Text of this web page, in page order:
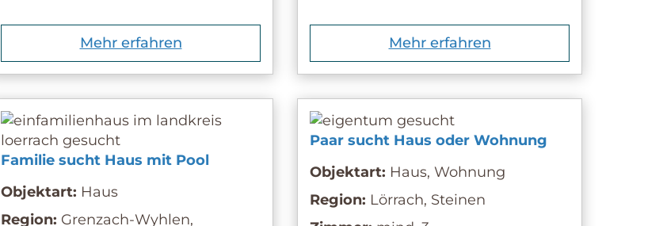
Mehr erfahren Mehr erfahren
Familie sucht Haus mit Pool
Objektart: Haus
Region: Grenzach-Wyhlen,
Paar sucht Haus oder Wohnung
Objektart: Haus, Wohnung
Region: Lörrach, Steinen